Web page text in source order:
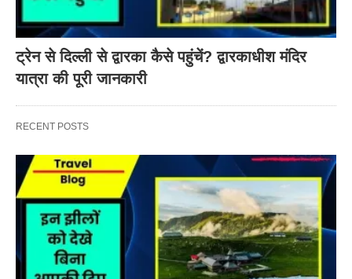
ट्रेन से दिल्ली से द्वारका कैसे पहुंचें? द्वारकाधीश मंदिर
यात्रा की पूरी जानकारी
RECENT POSTS